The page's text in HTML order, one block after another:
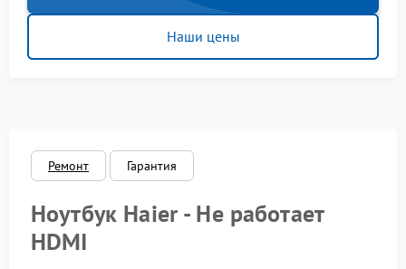
Наши цены
Ремонт Гарантия
Ноутбук Haier - Не работает
HDMI